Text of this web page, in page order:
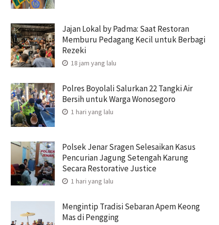
Jajan Lokal by Padma: Saat Restoran
Memburu Pedagang Kecil untuk Berbagi
Rezeki
18 jam yang lalu
Polres Boyolali Salurkan 22 Tangki Air
Bersih untuk Warga Wonosegoro
1 hari yang lalu
Polsek Jenar Sragen Selesaikan Kasus
Pencurian Jagung Setengah Karung
Secara Restorative Justice
1 hari yang lalu
Mengintip Tradisi Sebaran Apem Keong
Mas di Pengging